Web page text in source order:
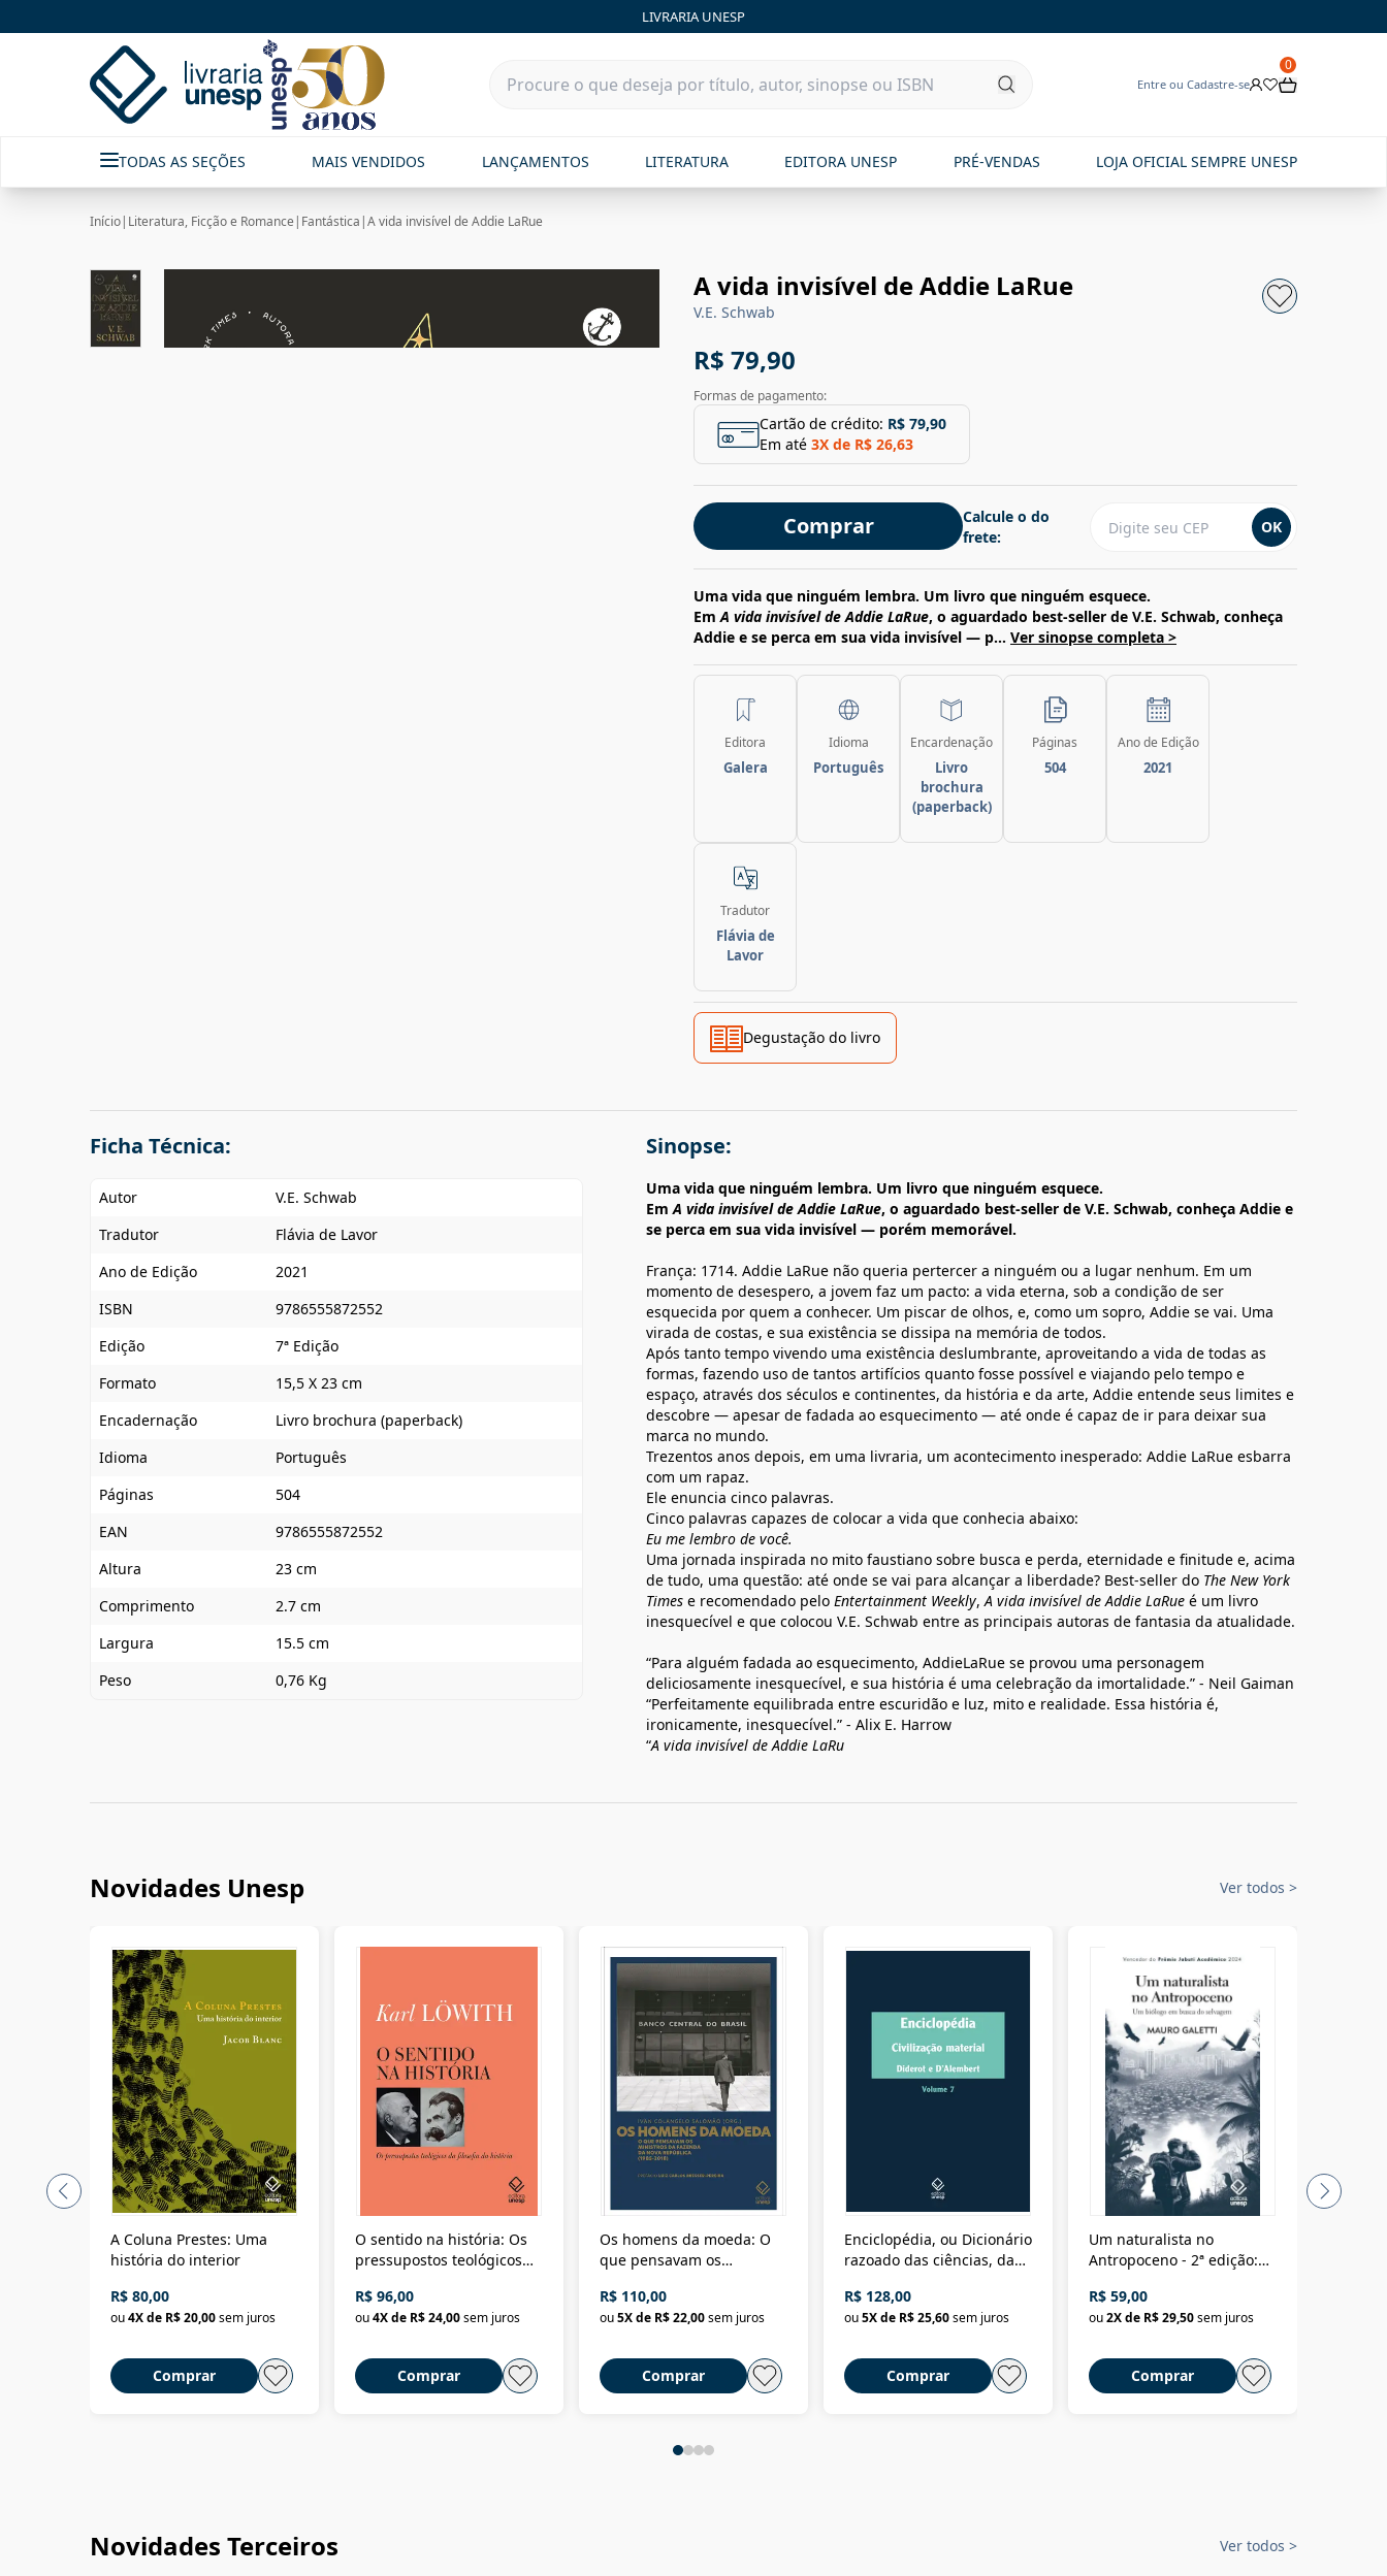
LIVRARIA UNESP
Entre ou Cadastre-se
0
TODAS AS SEÇÕES MAIS VENDIDOS LANÇAMENTOS LITERATURA EDITORA UNESP PRÉ-VENDAS LOJA OFICIAL SEMPRE UNESP
Início| Literatura, Ficção e Romance | Fantástica |A vida invisível de Addie LaRue
A vida invisível de Addie LaRue
V.E. Schwab
R$ 79,90
Formas de pagamento:
Cartão de crédito: R$ 79,90
Em até 3X de R$ 26,63
Comprar
Calcule o do
frete:
OK
Uma vida que ninguém lembra. Um livro que ninguém esquece.
EmA vida invisível de Addie LaRue, o aguardado best-seller de V.E. Schwab, conheça
Addie e se perca em sua vida invisível — p... Ver sinopse completa >
Editora
Galera
Idioma
Português
Encardenação
Livro
brochura
(paperback)
Páginas
504
Ano de Edição
2021
Tradutor
Flávia de
Lavor
Degustação do livro
Ficha Técnica:
Autor
V.E. Schwab
Tradutor
Flávia de Lavor
Ano de Edição
2021
ISBN
9786555872552
Edição
7ª Edição
Formato
15,5 X 23 cm
Encadernação
Livro brochura (paperback)
Idioma
Português
Páginas
504
EAN
9786555872552
Altura
23 cm
Comprimento
2.7 cm
Largura
15.5 cm
Peso
0,76 Kg
Sinopse:
Uma vida que ninguém lembra. Um livro que ninguém esquece.
EmA vida invisível de Addie LaRue, o aguardado best-seller de V.E. Schwab, conheça Addie e
se perca em sua vida invisível — porém memorável.
França: 1714. Addie LaRue não queria pertercer a ninguém ou a lugar nenhum. Em um
momento de desespero, a jovem faz um pacto: a vida eterna, sob a condição de ser
esquecida por quem a conhecer. Um piscar de olhos, e, como um sopro, Addie se vai. Uma
virada de costas, e sua existência se dissipa na memória de todos.
Após tanto tempo vivendo uma existência deslumbrante, aproveitando a vida de todas as
formas, fazendo uso de tantos artifícios quanto fosse possível e viajando pelo tempo e
espaço, através dos séculos e continentes, da história e da arte, Addie entende seus limites e
descobre — apesar de fadada ao esquecimento — até onde é capaz de ir para deixar sua
marca no mundo.
Trezentos anos depois, em uma livraria, um acontecimento inesperado: Addie LaRue esbarra
com um rapaz.
Ele enuncia cinco palavras.
Cinco palavras capazes de colocar a vida que conhecia abaixo:
Eu me lembro de você.
Uma jornada inspirada no mito faustiano sobre busca e perda, eternidade e finitude e, acima
de tudo, uma questão: até onde se vai para alcançar a liberdade? Best-seller do The New York
Times e recomendado pelo Entertainment Weekly,A vida invisível de Addie LaRue é um livro
inesquecível e que colocou V.E. Schwab entre as principais autoras de fantasia da atualidade.
“Para alguém fadada ao esquecimento, AddieLaRue se provou uma personagem
deliciosamente inesquecível, e sua história é uma celebração da imortalidade.” - Neil Gaiman
“Perfeitamente equilibrada entre escuridão e luz, mito e realidade. Essa história é,
ironicamente, inesquecível.” - Alix E. Harrow
“A vida invisível de Addie LaRu
Novidades Unesp Ver todos >
A Coluna Prestes: Uma
história do interior
R$ 80,00
ou4X de R$ 20,00sem juros
Comprar
O sentido na história: Os
pressupostos teológicos
R$ 96,00
ou4X de R$ 24,00sem juros
Comprar
Os homens da moeda: O
que pensavam os
Nova República (1985-
2018)
R$ 110,00
ou5X de R$ 22,00sem juros
Comprar
Enciclopédia, ou Dicionário
razoado das ciências, das
Civilização material
R$ 128,00
ou5X de R$ 25,60sem juros
Comprar
Um naturalista no
Antropoceno - 2ª edição:
selvagem
R$ 59,00
ou2X de R$ 29,50sem juros
Comprar
Novidades Terceiros Ver todos >